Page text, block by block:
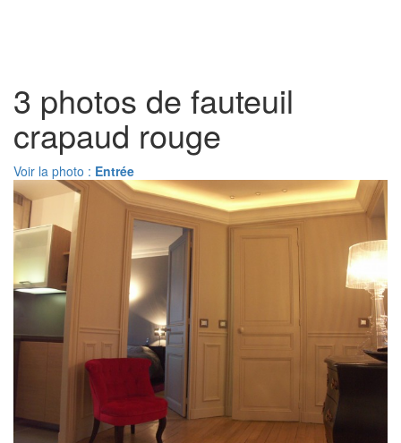
3 photos de fauteuil
crapaud rouge
Voir la photo : Entrée